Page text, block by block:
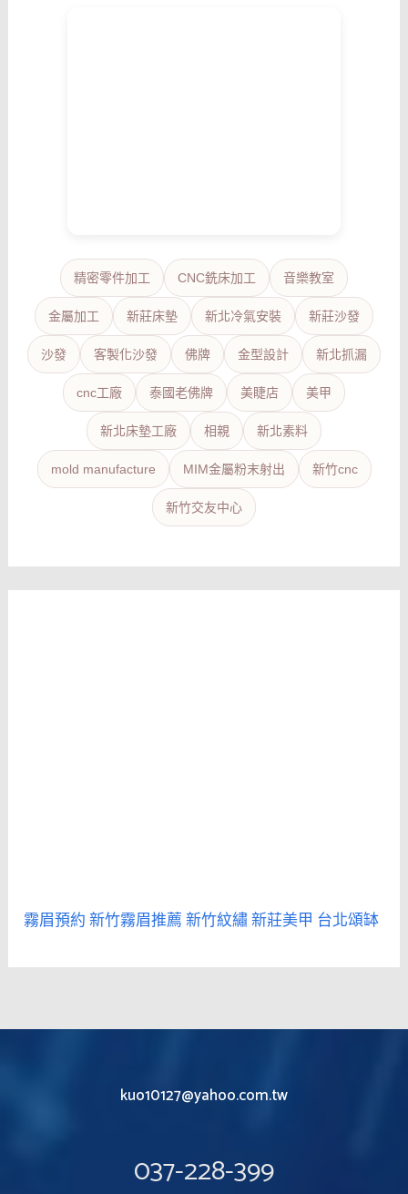
精密零件加工 CNC銑床加工 音樂教室
金屬加工 新莊床墊 新北冷氣安裝 新莊沙發
沙發 客製化沙發 佛牌 金型設計 新北抓漏
cnc工廠 泰國老佛牌 美睫店 美甲
新北床墊工廠 相親 新北素料
mold manufacture MIM金屬粉末射出 新竹cnc
新竹交友中心
霧眉預約新竹霧眉推薦新竹紋繡新莊美甲 台北頌缽
kuo10127@yahoo.com.tw
037-228-399